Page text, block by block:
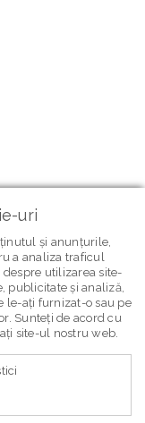
uri
și anunțurile,
a analiza traficul
utilizarea site-
publicitate și analiză,
le-ați furnizat-o sau pe
Sunteți de acord cu
site-ul nostru web.